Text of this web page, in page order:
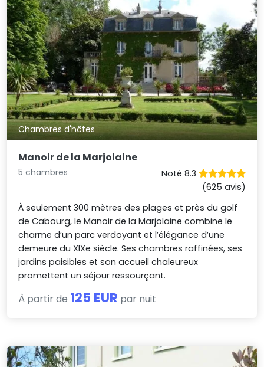
Chambres d'hôtes
Manoir de la Marjolaine
5 chambres
Noté 8.3
(625 avis)
À seulement 300 mètres des plages et près du golf
de Cabourg, le Manoir de la Marjolaine combine le
charme d’un parc verdoyant et l’élégance d’une
demeure du XIXe siècle. Ses chambres raffinées, ses
jardins paisibles et son accueil chaleureux
promettent un séjour ressourçant.
À partir de 125 EUR par nuit